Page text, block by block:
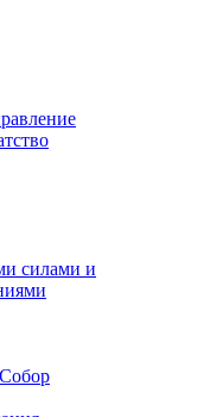
силами и